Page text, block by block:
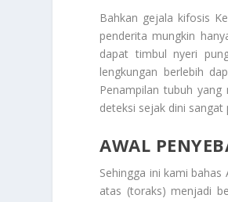
Bahkan gejala kifosis
penderita mungkin
dapat timbul nyeri
lengkungan berlebih
Penampilan tubuh
deteksi sejak dini
AWAL
Sehingga ini kami bahas
atas (toraks) menjadi